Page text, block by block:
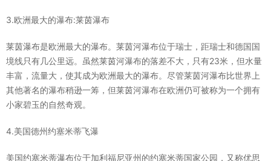
3.欧洲最大的瀑布:莱茵瀑布
莱茵瀑布是欧洲最大的瀑布。莱茵河瀑布位于瑞士，距瑞士和德国国
境线只有几公里远。虽然莱茵河瀑布的落差不大，只有23米，但水量
丰富，流量大，使其成为欧洲最大的瀑布。尽管莱茵河瀑布比世界上
其他著名的瀑布稍逊一筹，但莱茵河瀑布在欧洲仍可被称为一个拥有
小家碧玉的自然奇观。
4.美国德州约塞米蒂飞瀑
美国约塞米蒂瀑布位于加利福尼亚州的约塞米蒂国家公园，又称优思